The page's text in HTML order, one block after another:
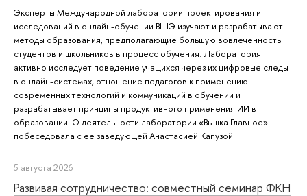
Эксперты Международной лаборатории проектирования и
исследований в онлайн-обучении ВШЭ изучают и разрабатывают
методы образования, предполагающие большую вовлеченность
студентов и школьников в процесс обучения. Лаборатория
активно исследует поведение учащихся через их цифровые следы
в онлайн-системах, отношение педагогов к применению
современных технологий и коммуникаций в обучении и
разрабатывает принципы продуктивного применения ИИ в
образовании. О деятельности лаборатории «Вышка.Главное»
побеседовала с ее заведующей Анастасией Капузой.
5 августа 2026
Развивая сотрудничество: совместный семинар ФКН